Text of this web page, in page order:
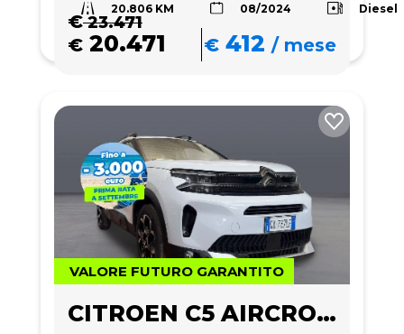
20.806 KM 08/2024 Diesel
€23.471
€ 20.471 € 412 /mese
VALORE FUTURO GARANTITO
CITROEN C5 AIRCROSS